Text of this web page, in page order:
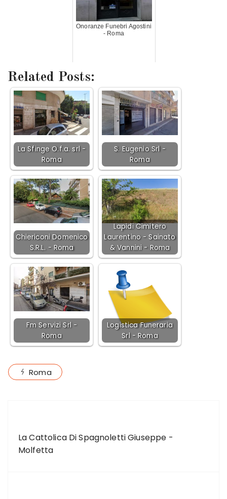
Onoranze Funebri Agostini
- Roma
Related Posts:
La Sfinge O.f.a. srl -
Roma
S. Eugenio Srl -
Roma
Chiericoni Domenico
S.R.L. - Roma
Lapidi Cimitero
Laurentino - Sainato
& Vannini - Roma
Fm Servizi Srl -
Roma
Logistica Funeraria
Srl - Roma
Roma
La Cattolica Di Spagnoletti Giuseppe -
Molfetta